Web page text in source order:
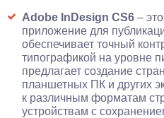
Adobe InDesign CS6 –
приложение для
обеспечивает точный
типографикой на уровне
предлагает создание
планшетных ПК и других
к различным форматам
устройствам с